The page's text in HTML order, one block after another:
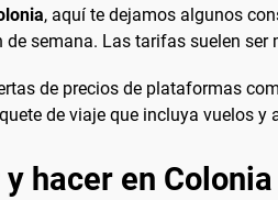
, aquí te dejamos algunos
semana. Las tarifas suelen
de precios de plataformas
de viaje que incluya vuelos
hacer en Colonia